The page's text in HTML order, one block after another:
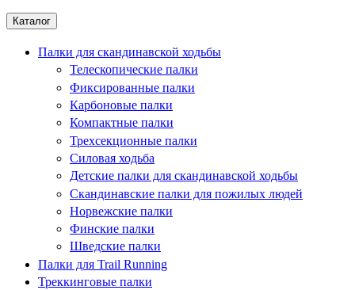
Каталог
Палки для скандинавской ходьбы
Телескопические палки
Фиксированные палки
Карбоновые палки
Компактные палки
Трехсекционные палки
Силовая ходьба
Детские палки для скандинавской ходьбы
Скандинавские палки для пожилых людей
Норвежские палки
Финские палки
Шведские палки
Палки для Trail Running
Треккинговые палки